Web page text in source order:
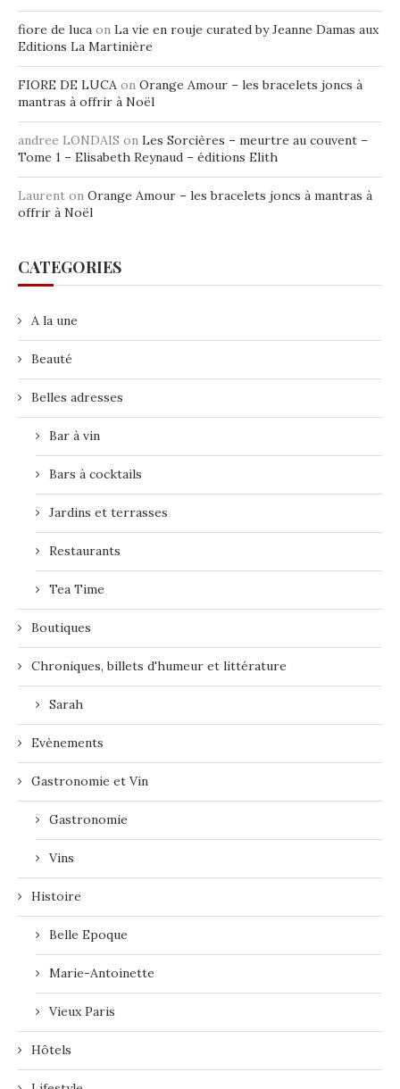
fiore de luca on La vie en rouje curated by Jeanne Damas aux
Editions La Martinière
FIORE DE LUCA on Orange Amour – les bracelets joncs à
mantras à offrir à Noël
andree LONDAIS on Les Sorcières – meurtre au couvent –
Tome 1 – Elisabeth Reynaud – éditions Elith
Laurent on Orange Amour – les bracelets joncs à mantras à
offrir à Noël
CATEGORIES
A la une
Beauté
Belles adresses
Bar à vin
Bars à cocktails
Jardins et terrasses
Restaurants
Tea Time
Boutiques
Chroniques, billets d'humeur et littérature
Sarah
Evènements
Gastronomie et Vin
Gastronomie
Vins
Histoire
Belle Epoque
Marie-Antoinette
Vieux Paris
Hôtels